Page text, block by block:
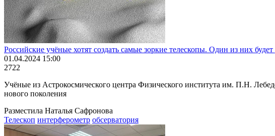
Российские учёные хотят создать самые зоркие телескопы. Один из них
01.04.2024 15:00
2722
Учёные из Астрокосмического центра Физического института им. П.Н.
нового поколения
Разместила Наталья Сафронова
Телескоп интерферометр обсерватория